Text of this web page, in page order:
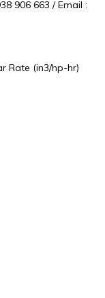
906 663 / Email :
Rate (in3/hp-hr)